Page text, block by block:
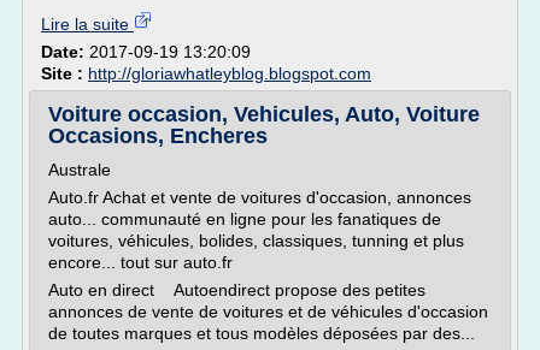
Lire la suite
Date: 2017-09-19 13:20:09
Site : http://gloriawhatleyblog.blogspot.com
Voiture occasion, Vehicules, Auto, Voiture
Occasions, Encheres
Australe
Auto.fr Achat et vente de voitures d'occasion, annonces
auto... communauté en ligne pour les fanatiques de
voitures, véhicules, bolides, classiques, tunning et plus
encore... tout sur auto.fr
Auto en direct Autoendirect propose des petites
annonces de vente de voitures et de véhicules d'occasion
de toutes marques et tous modèles déposées par des...